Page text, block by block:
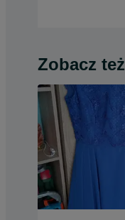
Zobacz też